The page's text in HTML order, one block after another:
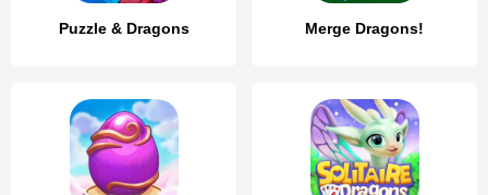
Puzzle & Dragons Merge Dragons!